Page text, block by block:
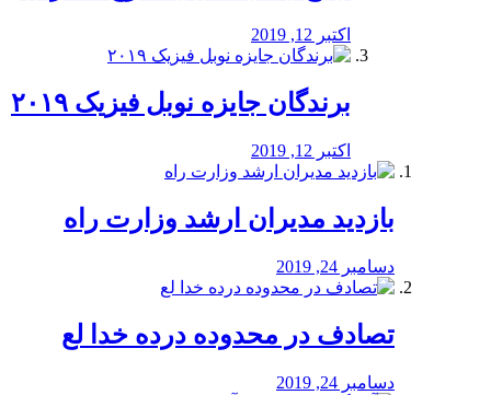
اکتبر 12, 2019
برندگان جایزه نوبل فیزیک ۲۰۱۹
اکتبر 12, 2019
بازدید مدیران ارشد وزارت راه
دسامبر 24, 2019
تصادف در محدوده درده خدا لع
دسامبر 24, 2019